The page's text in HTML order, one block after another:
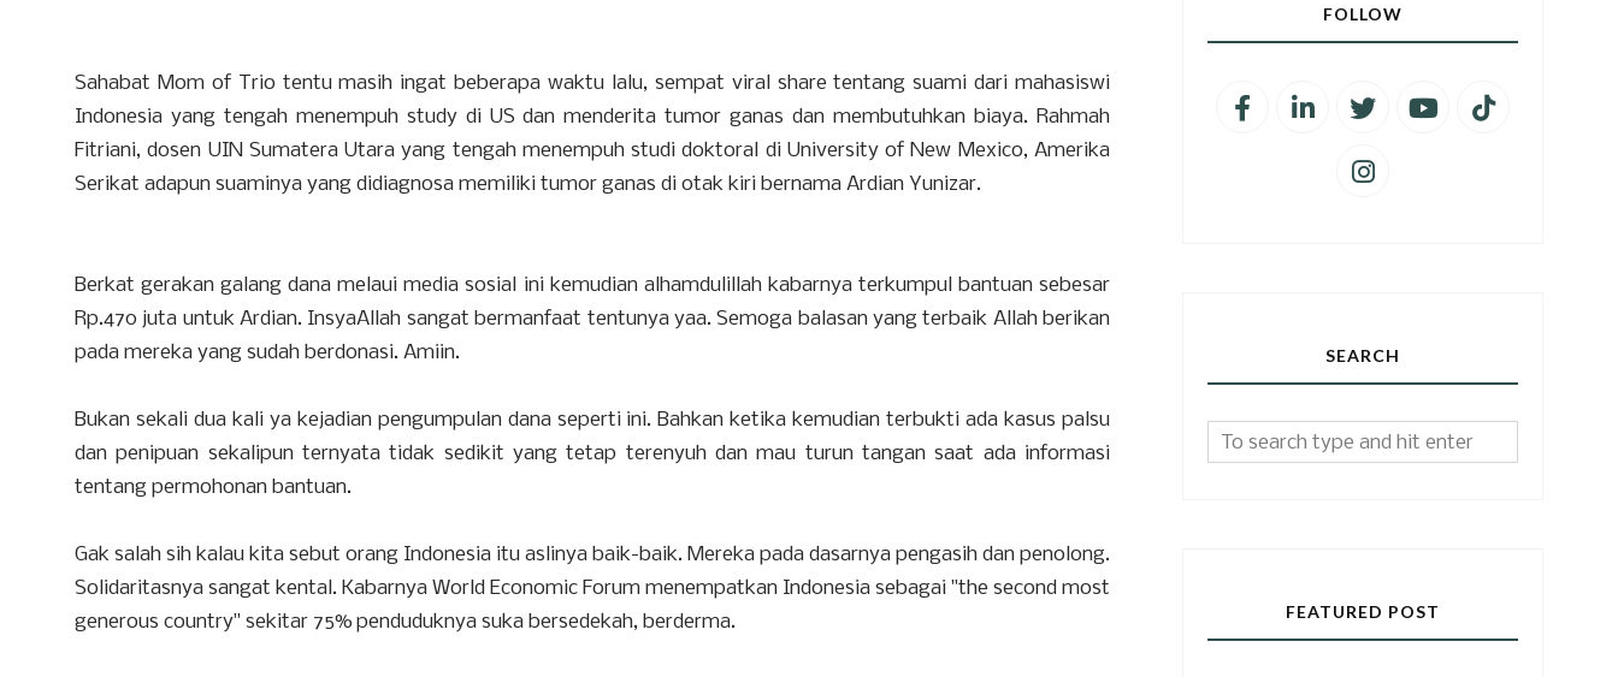
Sahabat Mom of Trio tentu masih ingat beberapa waktu lalu, sempat viral share tentang suami dari mahasiswi
Indonesia yang tengah menempuh study di US dan menderita tumor ganas dan membutuhkan biaya. Rahmah
Fitriani, dosen UIN Sumatera Utara yang tengah menempuh studi doktoral di University of New Mexico, Amerika
Serikat adapun suaminya yang didiagnosa memiliki tumor ganas di otak kiri bernama Ardian Yunizar.
Berkat gerakan galang dana melaui media sosial ini kemudian alhamdulillah kabarnya terkumpul bantuan sebesar
Rp.470 juta untuk Ardian. InsyaAllah sangat bermanfaat tentunya yaa. Semoga balasan yang terbaik Allah berikan
pada mereka yang sudah berdonasi. Amiin.
Bukan sekali dua kali ya kejadian pengumpulan dana seperti ini. Bahkan ketika kemudian terbukti ada kasus palsu
dan penipuan sekalipun ternyata tidak sedikit yang tetap terenyuh dan mau turun tangan saat ada informasi
tentang permohonan bantuan.
Gak salah sih kalau kita sebut orang Indonesia itu aslinya baik-baik. Mereka pada dasarnya pengasih dan penolong.
Solidaritasnya sangat kental. Kabarnya World Economic Forum menempatkan Indonesia sebagai "the second most
generous country" sekitar 75% penduduknya suka bersedekah, berderma.
FOLLOW
SEARCH
FEATURED POST